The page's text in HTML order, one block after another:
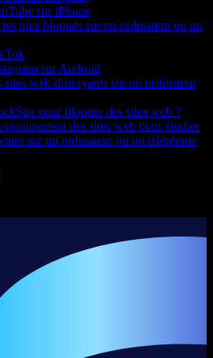
sur iPhone
plus bloqués sur un ordinateur ou un
sur Android
web distrayants sur un ordinateur
pour bloquer des sites web ?
des sites web pour étudier
sur un ordinateur ou un téléphone